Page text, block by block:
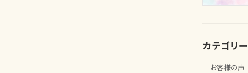
カテゴリー
お客様の声